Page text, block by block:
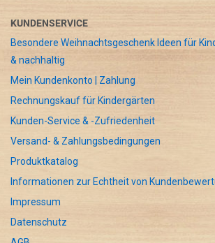
KUNDENSERVICE
Besondere Weihnachtsgeschenk Ideen für
& nachhaltig
Mein Kundenkonto | Zahlung
Rechnungskauf für Kindergärten
Kunden-Service & -Zufriedenheit
Versand- & Zahlungsbedingungen
Produktkatalog
Informationen zur Echtheit von
Impressum
Datenschutz